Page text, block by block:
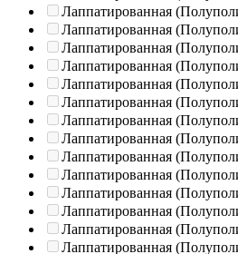
Лаппатированная
Лаппатированная
Лаппатированная
Лаппатированная
Лаппатированная
Лаппатированная
Лаппатированная
Лаппатированная
Лаппатированная
Лаппатированная
Лаппатированная
Лаппатированная
Лаппатированная
Лаппатированная